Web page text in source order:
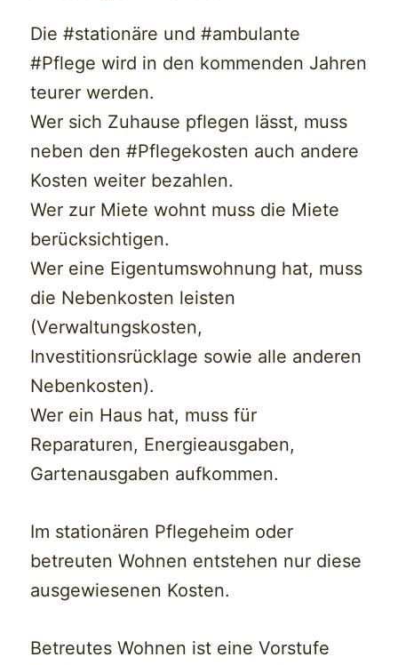
Die #stationäre und #ambulante
#Pflege wird in den kommenden Jahren
teurer werden.
Wer sich Zuhause pflegen lässt, muss
neben den #Pflegekosten auch andere
Kosten weiter bezahlen.
Wer zur Miete wohnt muss die Miete
berücksichtigen.
Wer eine Eigentumswohnung hat, muss
die Nebenkosten leisten
(Verwaltungskosten,
Investitionsrücklage sowie alle anderen
Nebenkosten).
Wer ein Haus hat, muss für
Reparaturen, Energieausgaben,
Gartenausgaben aufkommen.
Im stationären Pflegeheim oder
betreuten Wohnen entstehen nur diese
ausgewiesenen Kosten.
Betreutes Wohnen ist eine Vorstufe